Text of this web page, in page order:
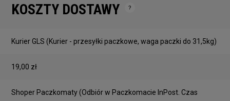
KOSZTY DOSTAWY
Kurier GLS (Kurier - przesyłki paczkowe, waga paczki do 31,5kg)
19,00 zł
Shoper Paczkomaty(Odbiór w Paczkomacie InPost. Czas